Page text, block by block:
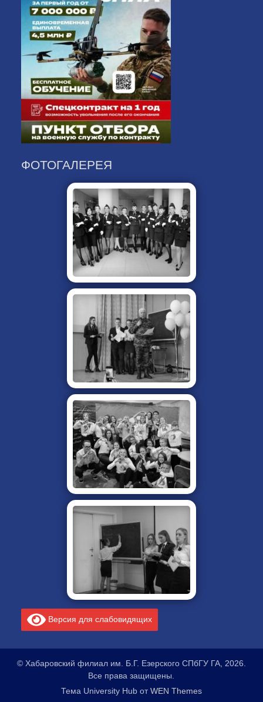
ФОТОГАЛЕРЕЯ
Версия для слабовидящих
© Хабаровский филиал им. Б.Г. Езерского СПбГУ ГА, 2026.
Все права защищены.
Тема University Hub отWEN Themes